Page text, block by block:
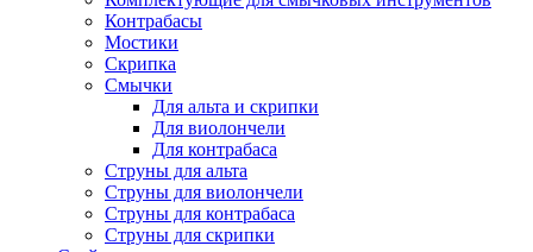
Контрабасы
Мостики
Скрипка
Смычки
Для альта и скрипки
Для виолончели
Для контрабаса
Струны для альта
Струны для виолончели
Струны для контрабаса
Струны для скрипки